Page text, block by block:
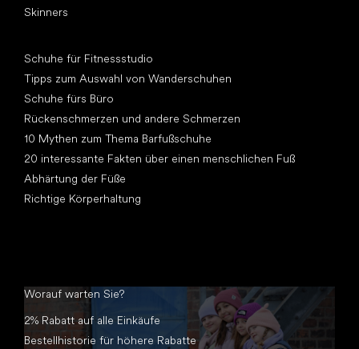
Skinners
Schuhe für Fitnessstudio
Tipps zum Auswahl von Wanderschuhen
Schuhe fürs Büro
Rückenschmerzen und andere Schmerzen
10 Mythen zum Thema Barfußschuhe
20 interessante Fakten über einen menschlichen Fuß
Abhärtung der Füße
Richtige Körperhaltung
Worauf warten Sie?
2% Rabatt auf alle Einkäufe
Bestellhistorie für höhere Rabatte